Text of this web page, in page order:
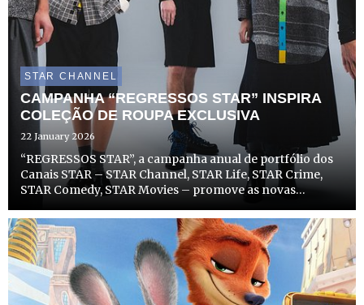
STAR CHANNEL
CAMPANHA “REGRESSOS STAR” INSPIRA
COLEÇÃO DE ROUPA EXCLUSIVA
22 January 2026
“REGRESSOS STAR”, a campanha anual de portfólio dos
Canais STAR – STAR Channel, STAR Life, STAR Crime,
STAR Comedy, STAR Movies – promove as novas
um toque de nostalgia modernizada, para mostrar que
aquilo que nos ...